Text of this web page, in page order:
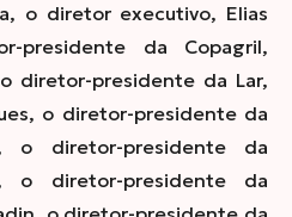
o diretor executivo, Elias
presidente da Copagril,
diretor-presidente da Lar,
o diretor-presidente da
o diretor-presidente da
o diretor-presidente da